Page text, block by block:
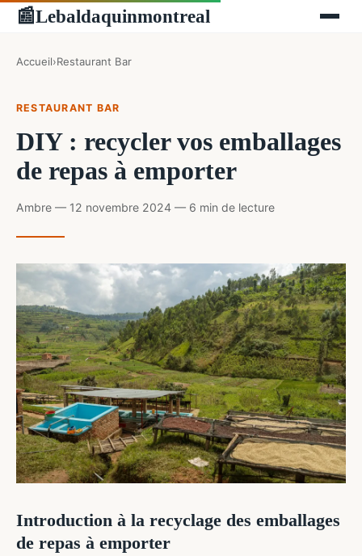
📰Lebaldaquinmontreal
Accueil›Restaurant Bar
RESTAURANT BAR
DIY : recycler vos emballages
de repas à emporter
Ambre — 12 novembre 2024 — 6 min de lecture
Introduction à la recyclage des emballages
de repas à emporter